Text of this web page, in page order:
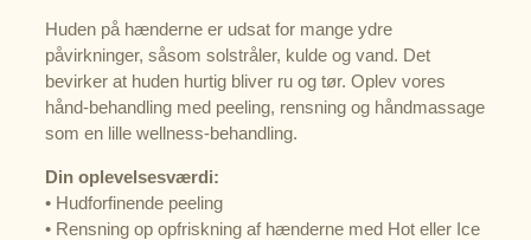
Huden på hænderne er udsat for mange ydre
påvirkninger, såsom solstråler, kulde og vand. Det
bevirker at huden hurtig bliver ru og tør. Oplev vores
hånd-behandling med peeling, rensning og håndmassage
som en lille wellness-behandling.
Din oplevelsesværdi:
• Hudforfinende peeling
• Rensning op opfriskning af hænderne med Hot eller Ice